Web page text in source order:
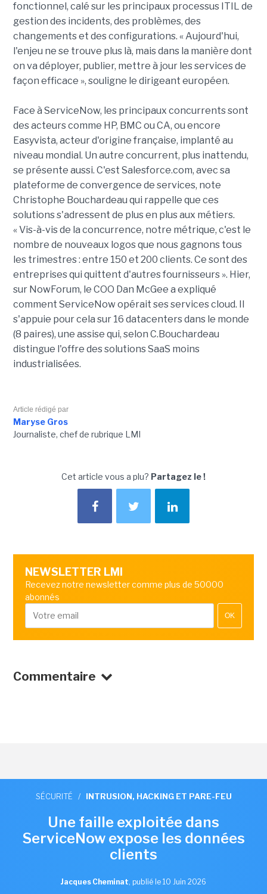
fonctionnel, calé sur les principaux processus ITIL de
gestion des incidents, des problèmes, des
changements et des configurations. « Aujourd'hui,
l'enjeu ne se trouve plus là, mais dans la manière dont
on va déployer, publier, mettre à jour les services de
façon efficace », souligne le dirigeant européen.
Face à ServiceNow, les principaux concurrents sont
des acteurs comme HP, BMC ou CA, ou encore
Easyvista, acteur d'origine française, implanté au
niveau mondial. Un autre concurrent, plus inattendu,
se présente aussi. C'est Salesforce.com, avec sa
plateforme de convergence de services, note
Christophe Bouchardeau qui rappelle que ces
solutions s'adressent de plus en plus aux métiers.
« Vis-à-vis de la concurrence, notre métrique, c'est le
nombre de nouveaux logos que nous gagnons tous
les trimestres : entre 150 et 200 clients. Ce sont des
entreprises qui quittent d'autres fournisseurs ». Hier,
sur NowForum, le COO Dan McGee a expliqué
comment ServiceNow opérait ses services cloud. Il
s'appuie pour cela sur 16 datacenters dans le monde
(8 paires), une assise qui, selon C.Bouchardeau
distingue l'offre des solutions SaaS moins
industrialisées.
Article rédigé par
Maryse Gros
Journaliste, chef de rubrique LMI
Cet article vous a plu? Partagez le !
NEWSLETTER LMI
Recevez notre newsletter comme plus de 50000
abonnés
OK
Commentaire
SÉCURITÉ / INTRUSION, HACKING ET PARE-FEU
Une faille exploitée dans
ServiceNow expose les données
clients
Jacques Cheminat, publié le 10 Juin 2026